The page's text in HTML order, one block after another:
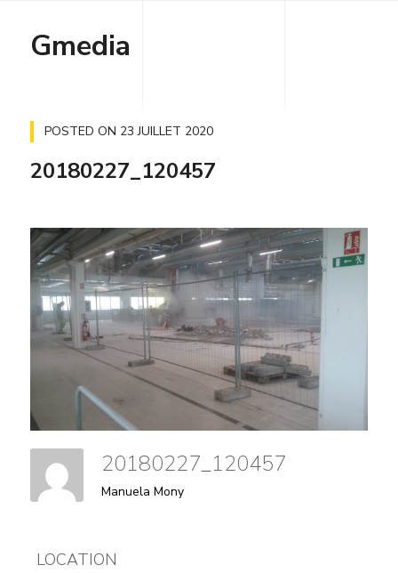
Gmedia
POSTED ON 23 JUILLET 2020
20180227_120457
20180227_120457
Manuela Mony
LOCATION